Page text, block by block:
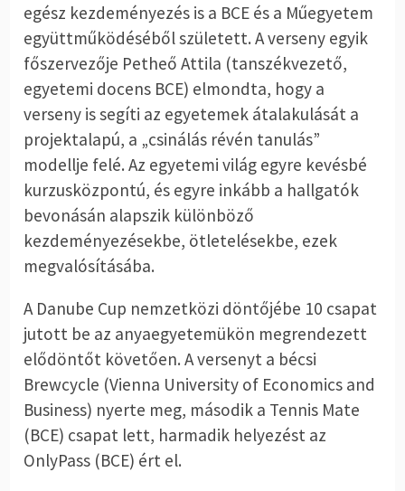
egész kezdeményezés is a BCE és a Műegyetem
együttműködéséből született. A verseny egyik
főszervezője Petheő Attila (tanszékvezető,
egyetemi docens BCE) elmondta, hogy a
verseny is segíti az egyetemek átalakulását a
projektalapú, a „csinálás révén tanulás”
modellje felé. Az egyetemi világ egyre kevésbé
kurzusközpontú, és egyre inkább a hallgatók
bevonásán alapszik különböző
kezdeményezésekbe, ötletelésekbe, ezek
megvalósításába.
A Danube Cup nemzetközi döntőjébe 10 csapat
jutott be az anyaegyetemükön megrendezett
elődöntőt követően. A versenyt a bécsi
Brewcycle (Vienna University of Economics and
Business) nyerte meg, második a Tennis Mate
(BCE) csapat lett, harmadik helyezést az
OnlyPass (BCE) ért el.